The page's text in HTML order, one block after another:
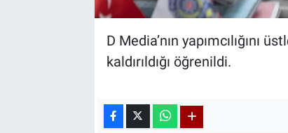
D Media’nın yapımcılığını
kaldırıldığı öğrenildi.